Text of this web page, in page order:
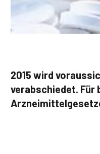
2015 wird
verabschiedet. Für